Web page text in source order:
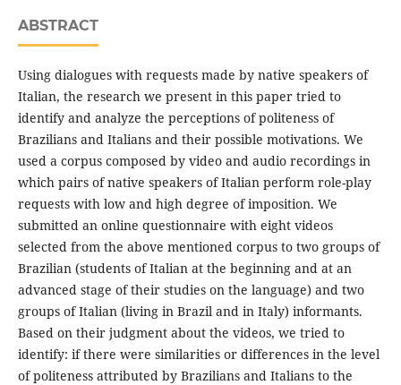
ABSTRACT
Using dialogues with requests made by native speakers of
Italian, the research we present in this paper tried to
identify and analyze the perceptions of politeness of
Brazilians and Italians and their possible motivations. We
used a corpus composed by video and audio recordings in
which pairs of native speakers of Italian perform role-play
requests with low and high degree of imposition. We
submitted an online questionnaire with eight videos
selected from the above mentioned corpus to two groups of
Brazilian (students of Italian at the beginning and at an
advanced stage of their studies on the language) and two
groups of Italian (living in Brazil and in Italy) informants.
Based on their judgment about the videos, we tried to
identify: if there were similarities or differences in the level
of politeness attributed by Brazilians and Italians to the